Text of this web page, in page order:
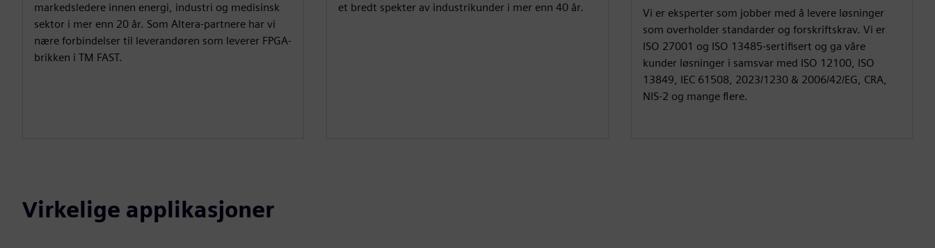
markedsledere innen energi, industri og medisinsk
sektor i mer enn 20 år. Som Altera-partnere har vi
nære forbindelser til leverandøren som leverer FPGA-
brikken i TM FAST.
et bredt spekter av industrikunder i mer enn 40 år.
Vi er eksperter som jobber med å levere løsninger
som overholder standarder og forskriftskrav. Vi er
ISO 27001 og ISO 13485-sertifisert og ga våre
kunder løsninger i samsvar med ISO 12100, ISO
13849, IEC 61508, 2023/1230 & 2006/42/EG, CRA,
NIS-2 og mange flere.
Virkelige applikasjoner